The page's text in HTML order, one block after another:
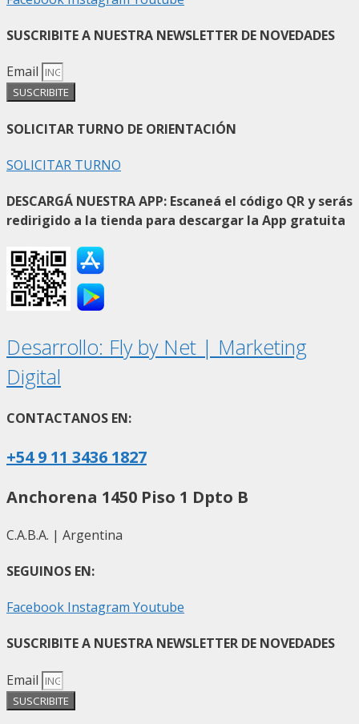
SUSCRIBITE A NUESTRA NEWSLETTER DE NOVEDADES
Email
SUSCRIBITE
SOLICITAR TURNO DE ORIENTACIÓN
SOLICITAR TURNO
DESCARGÁ NUESTRA APP: Escaneá el código QR y serás
redirigido a la tienda para descargar la App gratuita
Desarrollo: Fly by Net | Marketing
Digital
CONTACTANOS EN:
+54 9 11 3436 1827
Anchorena 1450 Piso 1 Dpto B
C.A.B.A. | Argentina
SEGUINOS EN:
Facebook Instagram Youtube
SUSCRIBITE A NUESTRA NEWSLETTER DE NOVEDADES
Email
SUSCRIBITE